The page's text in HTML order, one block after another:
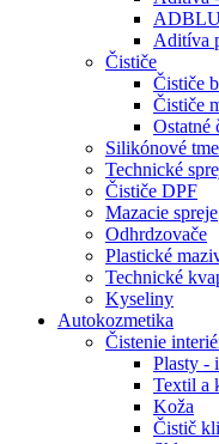
Aditíva
Čističe
Čističe
Čističe
Ostatné
Silikónové
Technické
Čističe DPF
Mazacie spreje
Odhrdzovače
Plastické
Technické
Kyseliny
Autokozmetika
Čistenie
Plasty -
Textil a
Koža
Čistič